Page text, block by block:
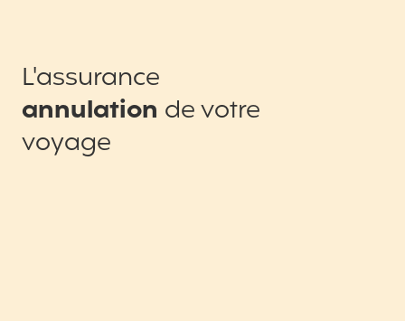
L'assurance
annulation de votre
voyage